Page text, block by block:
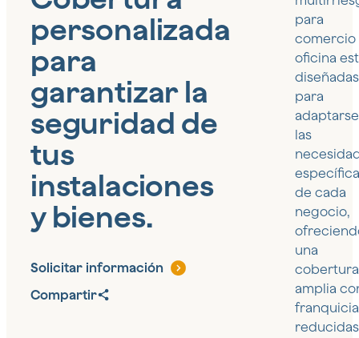
personalizada
para
garantizar la
seguridad de
tus
instalaciones
y bienes.
Solicitar información
Compartir
para
comercio
oficina
diseñadas
para
las
de cada
negocio,
una
cobertura
amplia